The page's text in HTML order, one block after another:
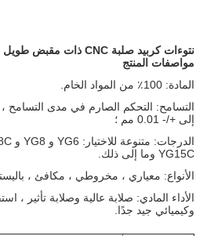
نتوءات كربيد صلبة CNC ذات مقبض طويل شانك مزدوجة كربيد دوارة
مواصفات المنتج
المادة: 100٪ من المواد الخام.
التسامح: التحكم الصارم في مدى التسامح
إلى +/- 0.01 مم ؛
YG15C وما إلى ذلك.
الأنواع: معياري ، مخروطي ، مكافئ ،
الأداء المادي: صلابة عالية وصلابة تأثير ،
وكيميائي جيد جدًا.